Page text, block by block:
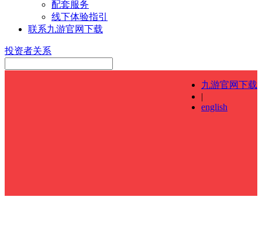
配套服务
线下体验指引
联系九游官网下载
投资者关系
九游官网下载
|
english